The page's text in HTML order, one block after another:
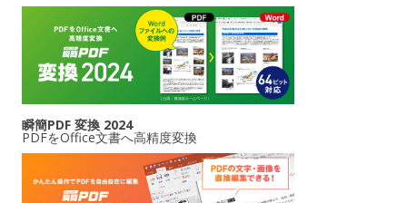
瞬簡PDF 変換 2024
PDFをOffice文書へ高精度変換